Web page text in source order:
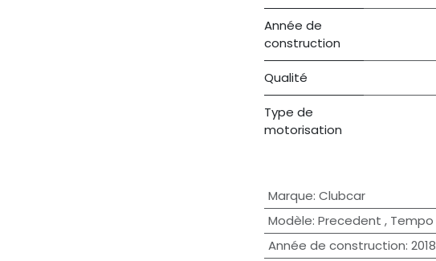
Année de
construction
Qualité
Type de
motorisation
Marque: Clubcar
Modèle: Precedent , Tempo
Année de construction: 2018